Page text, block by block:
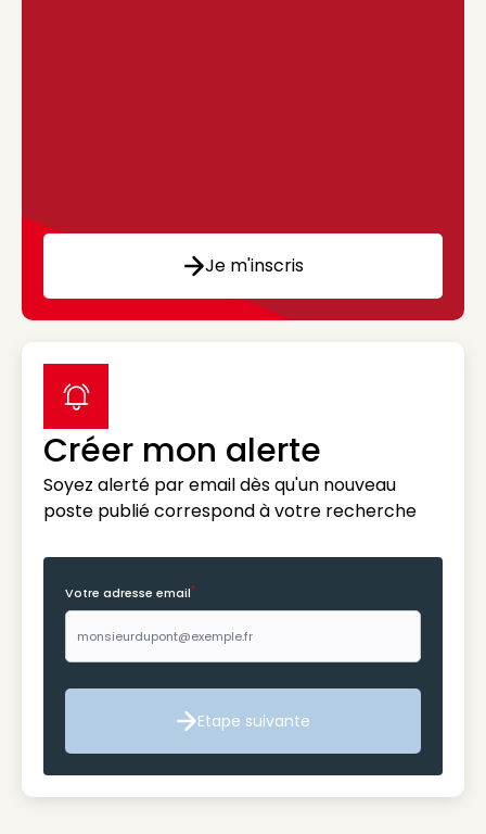
Je m'inscris
Créer mon alerte
Soyez alerté par email dès qu'un nouveau
poste publié correspond à votre recherche
label icon
Votre adresse email*
Etape suivante
Etape suivante